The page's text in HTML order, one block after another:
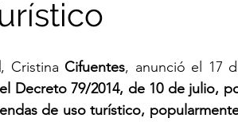
, Cristina Cifuentes, anunció el 17
Decreto 79/2014, de 10 de julio,
de uso turístico,